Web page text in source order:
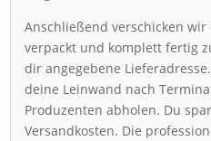
Anschließend verschicken
verpackt und komplett fertig
dir angegebene
deine Leinwand nach
Produzenten abholen. Du
Versandkosten. Die